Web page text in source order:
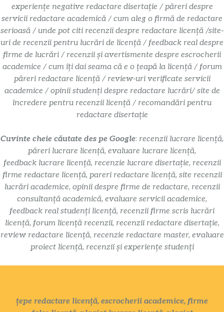
experiențe negative redactare disertație / păreri despre
servicii redactare academică / cum aleg o firmă de redactare
serioasă / unde pot citi recenzii despre redactare licență /site-
uri de recenzii pentru lucrări de licență / feedback real despre
firme de lucrări / recenzii și avertismente despre escrocherii
academice / cum îți dai seama că e o țeapă la licență / forum
păreri redactare licență / review-uri verificate servicii
academice / opinii studenți despre redactare lucrări/ site de
încredere pentru recenzii licență / recomandări pentru
redactare disertație
Cuvinte cheie căutate des pe Google: recenzii lucrare licență,
păreri lucrare licență, evaluare lucrare licență,
feedback lucrare licență, recenzie lucrare disertație, recenzii
firme redactare licență, pareri redactare licență, site recenzii
lucrări academice, opinii despre firme de redactare, recenzii
consultanță academică, evaluare servicii academice,
feedback real studenți licență, recenzii firme scris lucrări
licență, forum licență recenzii, recenzii redactare disertație,
review redactare licență, recenzie redactare master, evaluare
proiect licență, recenzii și experiențe studenți
țepe redactare licență, escrocherii academice, firme